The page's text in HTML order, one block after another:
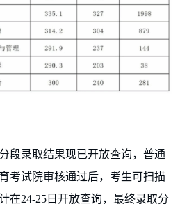
段录取结果现已开放查询，普通
考试院审核通过后，考生可扫描
在24-25日开放查询，最终录取分